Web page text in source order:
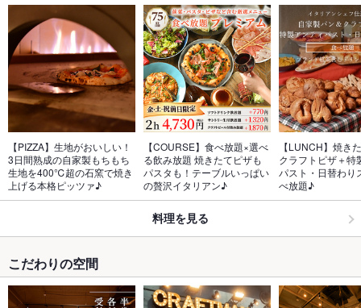
【PIZZA】生地がおいしい！
3日間熟成の自家製もちもち
生地を400℃超の石窯で焼き
上げる本格ピッツァ♪
【COURSE】食べ放題×選べ
る飲み放題 焼きたてピザも
パスタも！テーブルいっぱい
の贅沢イタリアン♪
【LUNCH】焼き
クラフトピザ＋特
パスト・日替わり
べ放題♪
料理を見る
こだわりの空間